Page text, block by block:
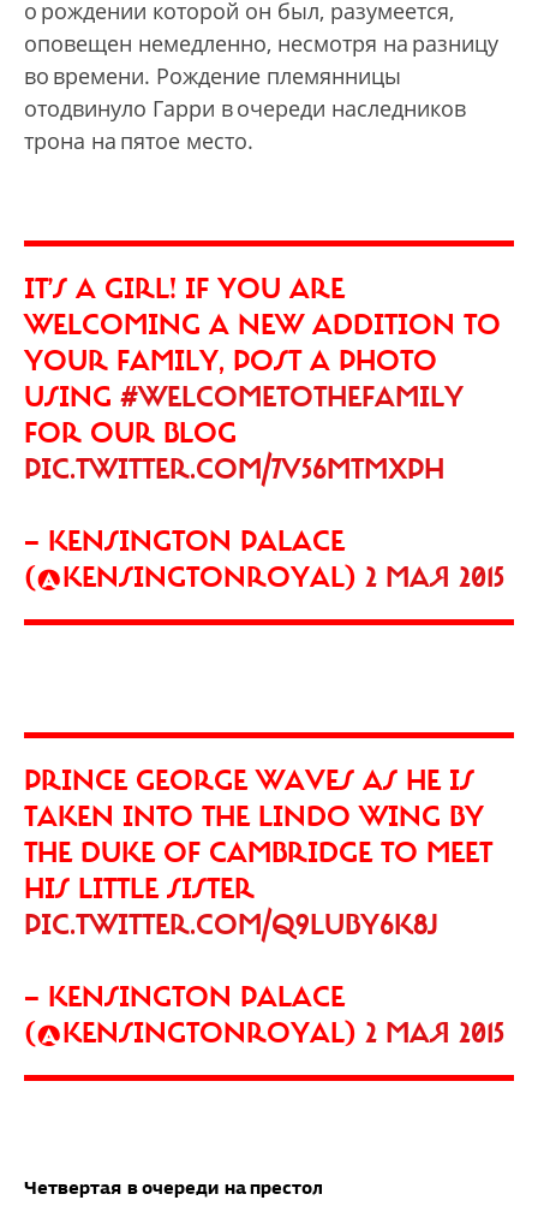
о рождении которой он был, разумеется,
оповещен немедленно, несмотря на разницу
во времени. Рождение племянницы
отодвинуло Гарри в очереди наследников
трона на пятое место.
IT’S A GIRL! IF YOU ARE
WELCOMING A NEW ADDITION TO
YOUR FAMILY, POST A PHOTO
USING #WELCOMETOTHEFAMILY
FOR OUR BLOG
PIC.TWITTER.COM/7V56MTMXPH
— KENSINGTON PALACE
(@KENSINGTONROYAL) 2 МАЯ 2015
PRINCE GEORGE WAVES AS HE IS
TAKEN INTO THE LINDO WING BY
THE DUKE OF CAMBRIDGE TO MEET
HIS LITTLE SISTER
PIC.TWITTER.COM/Q9LUBY6K8J
— KENSINGTON PALACE
(@KENSINGTONROYAL) 2 МАЯ 2015
Четвертая в очереди на престол